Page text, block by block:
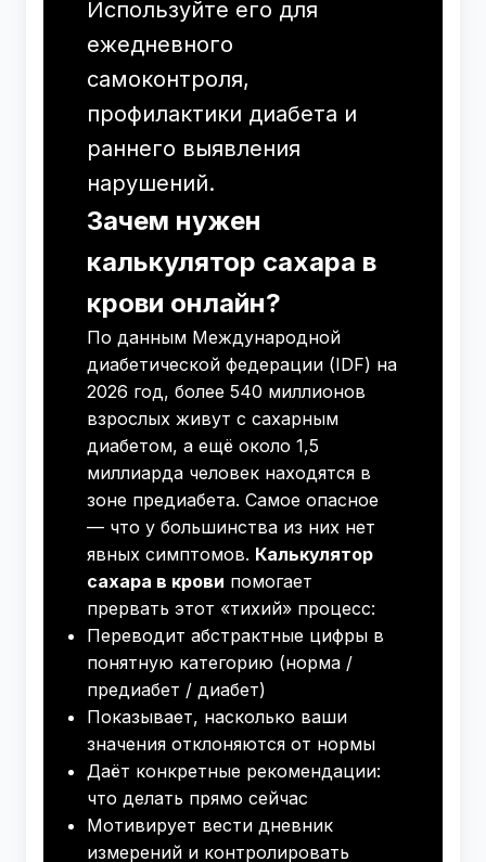
Используйте его для
ежедневного
самоконтроля,
профилактики диабета и
раннего выявления
нарушений.
Зачем нужен
калькулятор сахара в
крови онлайн?
По данным Международной
диабетической федерации (IDF) на
2026 год, более 540 миллионов
взрослых живут с сахарным
диабетом, а ещё около 1,5
миллиарда человек находятся в
зоне предиабета. Самое опасное
— что у большинства из них нет
явных симптомов. Калькулятор
сахара в крови помогает
прервать этот «тихий» процесс:
Переводит абстрактные цифры в
понятную категорию (норма /
предиабет / диабет)
Показывает, насколько ваши
значения отклоняются от нормы
Даёт конкретные рекомендации:
что делать прямо сейчас
Мотивирует вести дневник
измерений и контролировать